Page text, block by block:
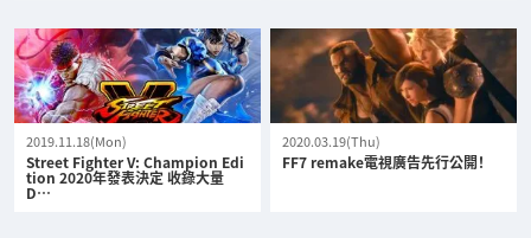
2019.11.18(Mon)
Street Fighter V: Champion Edi
tion 2020年發表決定 收錄大量
D…
2020.03.19(Thu)
FF7 remake電視廣告先行公開！